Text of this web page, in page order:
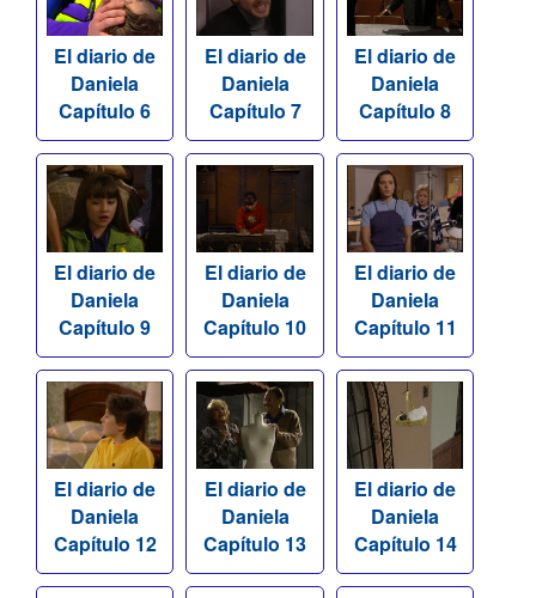
El diario de
Daniela
Capítulo 6
El diario de
Daniela
Capítulo 7
El diario de
Daniela
Capítulo 8
El diario de
Daniela
Capítulo 9
El diario de
Daniela
Capítulo 10
El diario de
Daniela
Capítulo 11
El diario de
Daniela
Capítulo 12
El diario de
Daniela
Capítulo 13
El diario de
Daniela
Capítulo 14